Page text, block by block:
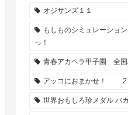
オジサンズ１１
もしものシミュレーショ
っ！
青春アカペラ甲子園 全国
アッコにおまかせ！ 2
世界おもしろ珍メダル バ